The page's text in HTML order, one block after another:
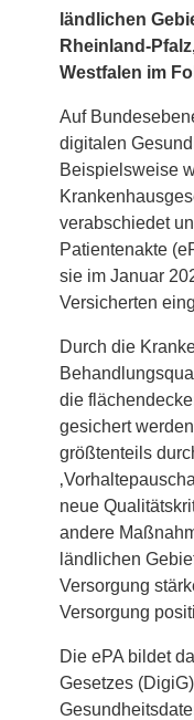
ländlichen
Rheinland-
Westfalen im
Auf
digitalen
Beispielsweise
verabschiedet
Patientenakte
sie im Januar
Versicherten
Durch die
die
gesichert
größtenteils
neue
andere
ländlichen
Versorgung
Versorgung
Die ePA bildet
Gesetzes